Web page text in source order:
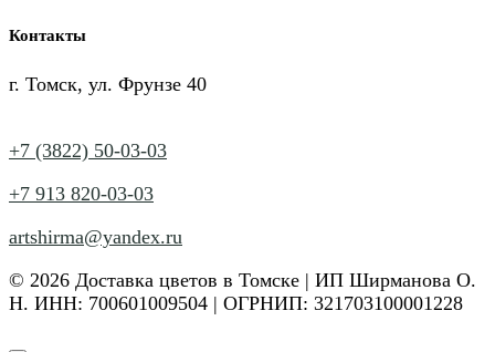
Контакты
г. Томск, ул. Фрунзе 40
+7 (3822) 50-03-03
+7 913 820-03-03
artshirma@yandex.ru
© 2026 Доставка цветов в Томске | ИП Ширманова О.
Н. ИНН: 700601009504 | ОГРНИП: 321703100001228